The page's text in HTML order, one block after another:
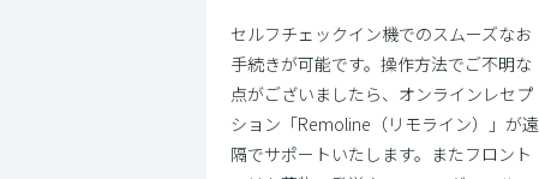
セルフチェックイン機でのスムーズなお
手続きが可能です。操作方法でご不明な
点がございましたら、オンラインレセプ
ション「Remoline（リモライン）」が遠
隔でサポートいたします。またフロント